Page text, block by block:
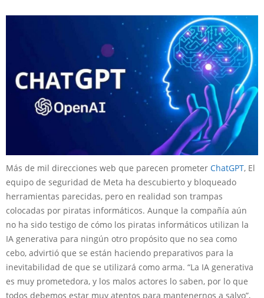
Más de mil direcciones web que parecen prometer ChatGPT, El
equipo de seguridad de Meta ha descubierto y bloqueado
herramientas parecidas, pero en realidad son trampas
colocadas por piratas informáticos. Aunque la compañía aún
no ha sido testigo de cómo los piratas informáticos utilizan la
IA generativa para ningún otro propósito que no sea como
cebo, advirtió que se están haciendo preparativos para la
inevitabilidad de que se utilizará como arma. “La IA generativa
es muy prometedora, y los malos actores lo saben, por lo que
todos debemos estar muy atentos para mantenernos a salvo”,